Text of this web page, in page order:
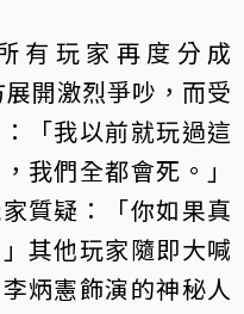
有玩家再度分成
展開激烈爭吵，而受
「我以前就玩過這
我們全都會死。」
質疑：「你如果真
其他玩家隨即大喊
炳憲飾演的神秘人